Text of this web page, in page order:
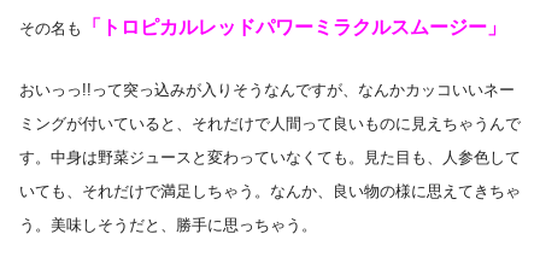
その名も 「トロピカルレッドパワーミラクルスムージー」
おいっっ!!って突っ込みが入りそうなんですが、なんかカッコいいネー
ミングが付いていると、それだけで人間って良いものに見えちゃうんで
す。中身は野菜ジュースと変わっていなくても。見た目も、人参色して
いても、それだけで満足しちゃう。なんか、良い物の様に思えてきちゃ
う。美味しそうだと、勝手に思っちゃう。